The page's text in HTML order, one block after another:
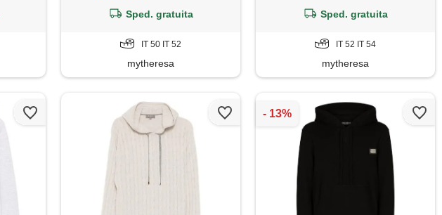
Sped. gratuita
IT 50 IT 52
mytheresa
Sped. gratuita
IT 52 IT 54
mytheresa